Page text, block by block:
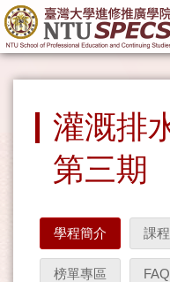
灌溉排
第三期
學程簡介 課
榜單專區 FAQ